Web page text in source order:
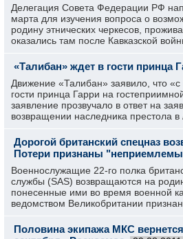
Делегация Совета Федерации РФ
марта для изучения вопроса о
родину этнических черкесов,
оказались там после Кавказской
«Талибан» ждет в гости принца
Движение «Талибан» заявило, что
гости принца Гарри на
заявление прозвучало в ответ на
возвращении наследника престола в
Дорогой британский спецназ
Потери признаны
Военнослужащие 22-го полка
службы (SAS) возвращаются на
понесенные ими во время военной
ведомством Великобритании
Половина экипажа МКС